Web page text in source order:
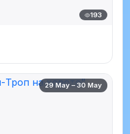
193
29 May – 30 May